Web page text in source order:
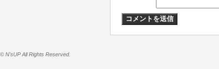
© N'sUP All Rights Reserved.